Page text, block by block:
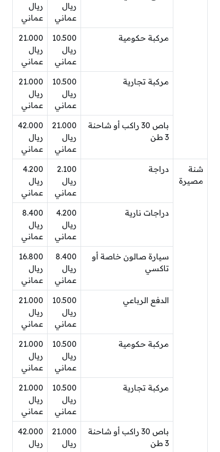
ريال
عماني
ريال
عماني
مركبة حكومية
10.500
ريال
عماني
21.000
ريال
عماني
مركبة تجارية
10.500
ريال
عماني
21.000
ريال
عماني
باص 30 راكب أو شاحنة
3 طن
21.000
ريال
عماني
42.000
ريال
عماني
شنة
مصيرة
دراجة
2.100
ريال
عماني
4.200
ريال
عماني
دراجات نارية
4.200
ريال
عماني
8.400
ريال
عماني
سيارة صالون خاصة أو
تاكسي
8.400
ريال
عماني
16.800
ريال
عماني
الدفع الرباعي
10.500
ريال
عماني
21.000
ريال
عماني
مركبة حكومية
10.500
ريال
عماني
21.000
ريال
عماني
مركبة تجارية
10.500
ريال
عماني
21.000
ريال
عماني
باص 30 راكب أو شاحنة
3 طن
21.000
ريال
42.000
ريال